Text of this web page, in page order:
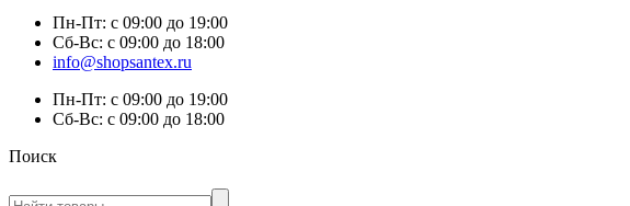
Пн-Пт: с 09:00 до 19:00
Сб-Вс: с 09:00 до 18:00
info@shopsantex.ru
Пн-Пт: с 09:00 до 19:00
Сб-Вс: с 09:00 до 18:00
Поиск